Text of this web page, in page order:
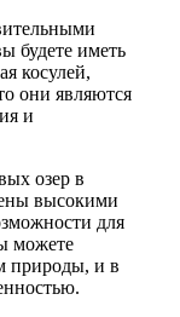
будете иметь
косулей,
они являются
и
озер в
высокими
для
можете
природы, и в